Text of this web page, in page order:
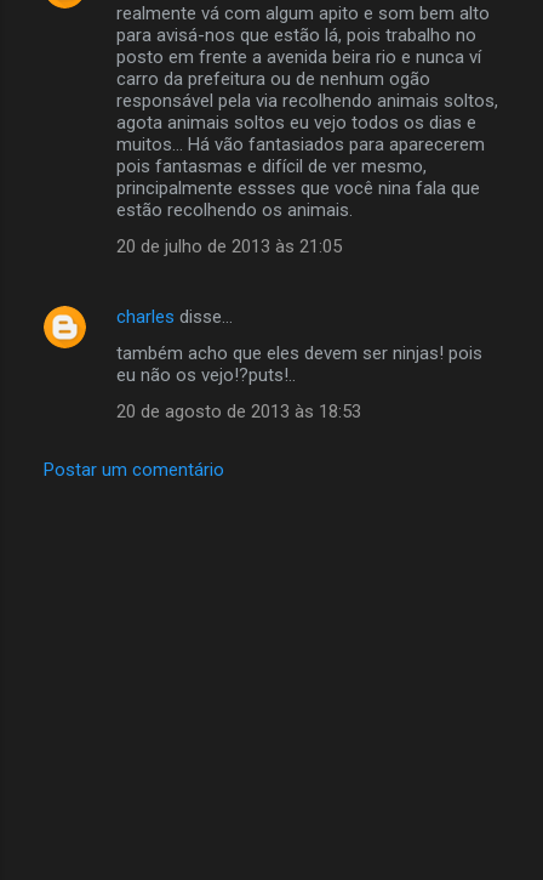
realmente vá com algum apito e som bem alto
para avisá-nos que estão lá, pois trabalho no
posto em frente a avenida beira rio e nunca ví
carro da prefeitura ou de nenhum ogão
responsável pela via recolhendo animais soltos,
agota animais soltos eu vejo todos os dias e
muitos... Há vão fantasiados para aparecerem
pois fantasmas e difícil de ver mesmo,
principalmente essses que você nina fala que
estão recolhendo os animais.
20 de julho de 2013 às 21:05
charles disse…
também acho que eles devem ser ninjas! pois
eu não os vejo!?puts!..
20 de agosto de 2013 às 18:53
Postar um comentário